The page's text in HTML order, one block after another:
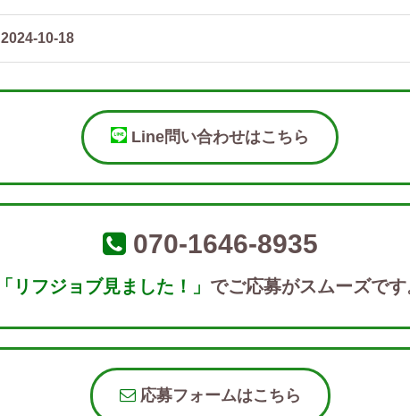
2024-10-18
Line問い合わせはこちら
070-1646-8935
「リフジョブ見ました！」 でご応募がスムーズです
応募フォームはこちら